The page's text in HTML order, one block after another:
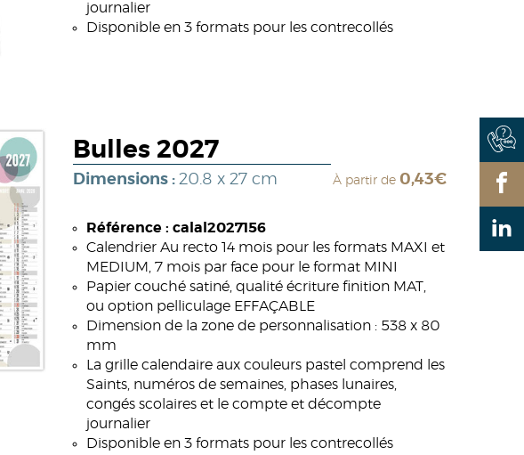
journalier
Disponible en 3 formats pour les contrecollés
Bulles 2027
Dimensions : 20.8 x 27 cm À partir de 0,43€
Référence : calal2027156
Calendrier Au recto 14 mois pour les formats MAXI et
MEDIUM, 7 mois par face pour le format MINI
Papier couché satiné, qualité écriture finition MAT,
ou option pelliculage EFFAÇABLE
Dimension de la zone de personnalisation : 538 x 80
mm
La grille calendaire aux couleurs pastel comprend les
Saints, numéros de semaines, phases lunaires,
congés scolaires et le compte et décompte
journalier
Disponible en 3 formats pour les contrecollés